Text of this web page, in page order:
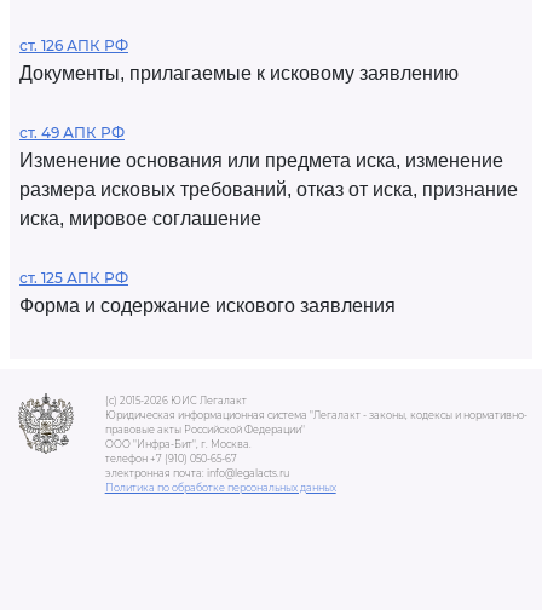
ст. 126 АПК РФ
Документы, прилагаемые к исковому заявлению
ст. 49 АПК РФ
Изменение основания или предмета иска, изменение
размера исковых требований, отказ от иска, признание
иска, мировое соглашение
ст. 125 АПК РФ
Форма и содержание искового заявления
(c) 2015-2026 ЮИС Легалакт
Юридическая информационная система "Легалакт - законы, кодексы и нормативно-
правовые акты Российской Федерации"
ООО "Инфра-Бит", г. Москва.
телефон +7 (910) 050-65-67
электронная почта: info@legalacts.ru
Политика по обработке персональных данных